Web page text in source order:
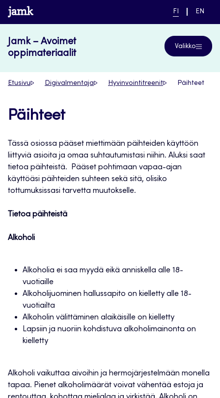
Siirry
suoraan
www.jamk.fi
NYKYINEN
FI
VAIHDA
EN
Jamk – Avoimet
oppimateriaalit
Valikko
Etusivu Digivalmentaja Hyvinvointitreenit Päihteet
Päihteet
Tässä osiossa pääset miettimään päihteiden käyttöön
liittyviä asioita ja omaa suhtautumistasi niihin. Aluksi saat
tietoa päihteistä. Pääset pohtimaan vapaa-ajan
käyttöäsi päihteiden suhteen sekä sitä, olisiko
tottumuksissasi tarvetta muutokselle.
Tietoa päihteistä
Alkoholi
Alkoholia ei saa myydä eikä anniskella alle 18-
vuotiaille
Alkoholijuominen hallussapito on kielletty alle 18-
vuotiailta
Alkoholin välittäminen alaikäisille on kielletty
Lapsiin ja nuoriin kohdistuva alkoholimainonta on
kielletty
Alkoholi vaikuttaa aivoihin ja hermojärjestelmään monella
tapaa. Pienet alkoholimäärät voivat vähentää estoja ja